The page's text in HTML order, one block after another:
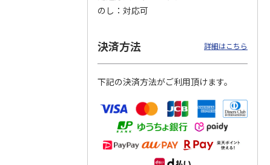
【グリーティング切
円…
4.8（11）
5,500円
4.6（7）
11,000円
のし
対応可
決済方法 詳細はこちら
下記の決済方法がご利用頂けます。